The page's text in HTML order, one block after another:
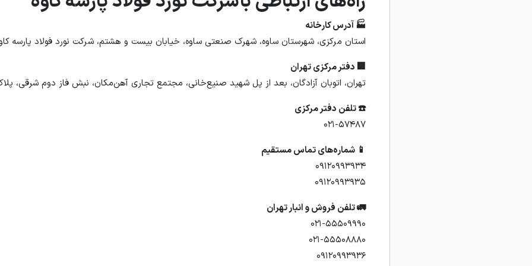
🏭 آدرس کارخانه
استان مرکزی، شهرستان ساوه، شهرک صنعتی ساوه، خیابان بیست و هشتم، شرکت نورد فولاد پارسه
🏢 دفتر مرکزی تهران
تهران، اتوبان آزادگان، بعد از پل شهید صنیع‌خانی، مجتمع تجاری آهن‌مکان، نبش فاز دوم شرقی، پلاک
☎️ تلفن دفتر مرکزی
۰۲۱-۵۷۴۸۷
📱 شماره‌های تماس مستقیم
۰۹۱۲۰۹۹۳۹۳۴
۰۹۱۲۰۹۹۳۹۳۵
🚛 تلفن فروش و انبار تهران
۰۲۱-۵۵۵۰۹۹۹۰
۰۲۱-۵۵۵۰۸۸۸۰
۰۹۱۲۰۹۹۳۹۳۶